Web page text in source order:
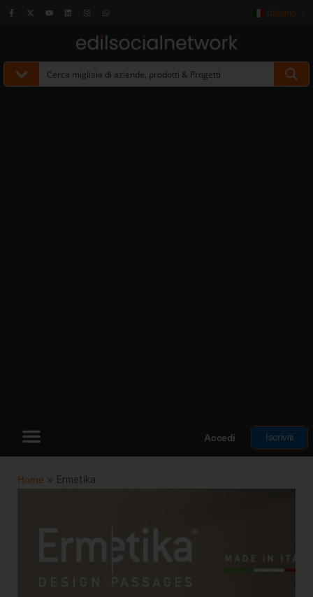
Italiano
Accedi Iscriviti
Home » Ermetika